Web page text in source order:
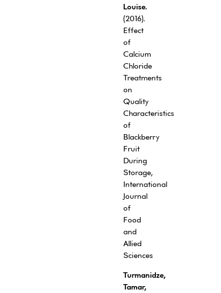
Louise.
(2016).
Effect
of
Calcium
Chloride
Treatments
on
Quality
Characteristics
of
Blackberry
Fruit
During
Storage,
International
Journal
of
Food
and
Allied
Sciences
Turmanidze,
Tamar,